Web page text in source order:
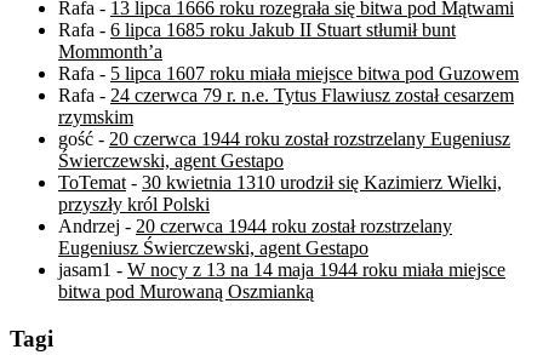
Rafa - 13 lipca 1666 roku rozegrała się bitwa pod Mątwami
Rafa - 6 lipca 1685 roku Jakub II Stuart stłumił bunt
Mommonth’a
Rafa - 5 lipca 1607 roku miała miejsce bitwa pod Guzowem
Rafa - 24 czerwca 79 r. n.e. Tytus Flawiusz został cesarzem
rzymskim
gość - 20 czerwca 1944 roku został rozstrzelany Eugeniusz
Świerczewski, agent Gestapo
ToTemat - 30 kwietnia 1310 urodził się Kazimierz Wielki,
przyszły król Polski
Andrzej - 20 czerwca 1944 roku został rozstrzelany
Eugeniusz Świerczewski, agent Gestapo
jasam1 - W nocy z 13 na 14 maja 1944 roku miała miejsce
bitwa pod Murowaną Oszmianką
Tagi